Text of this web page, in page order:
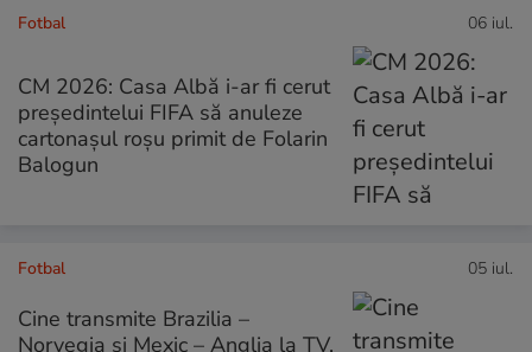
Fotbal 06 iul.
CM 2026: Casa Albă i-ar fi cerut
președintelui FIFA să anuleze
cartonașul roșu primit de Folarin
Balogun
Fotbal 05 iul.
Cine transmite Brazilia –
Norvegia și Mexic – Anglia la TV.